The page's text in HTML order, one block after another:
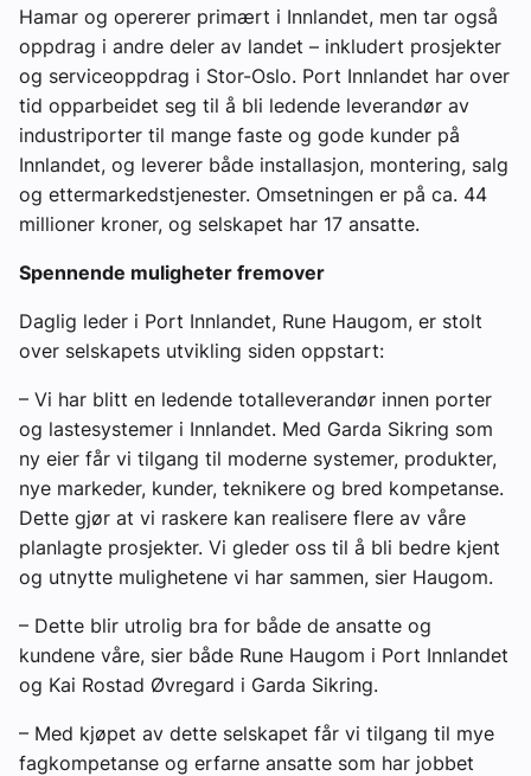
Hamar og opererer primært i Innlandet, men tar også
oppdrag i andre deler av landet – inkludert prosjekter
og serviceoppdrag i Stor-Oslo. Port Innlandet har over
tid opparbeidet seg til å bli ledende leverandør av
industriporter til mange faste og gode kunder på
Innlandet, og leverer både installasjon, montering, salg
og ettermarkedstjenester. Omsetningen er på ca. 44
millioner kroner, og selskapet har 17 ansatte.
Spennende muligheter fremover
Daglig leder i Port Innlandet, Rune Haugom, er stolt
over selskapets utvikling siden oppstart:
– Vi har blitt en ledende totalleverandør innen porter
og lastesystemer i Innlandet. Med Garda Sikring som
ny eier får vi tilgang til moderne systemer, produkter,
nye markeder, kunder, teknikere og bred kompetanse.
Dette gjør at vi raskere kan realisere flere av våre
planlagte prosjekter. Vi gleder oss til å bli bedre kjent
og utnytte mulighetene vi har sammen, sier Haugom.
– Dette blir utrolig bra for både de ansatte og
kundene våre, sier både Rune Haugom i Port Innlandet
og Kai Rostad Øvregard i Garda Sikring.
– Med kjøpet av dette selskapet får vi tilgang til mye
fagkompetanse og erfarne ansatte som har jobbet